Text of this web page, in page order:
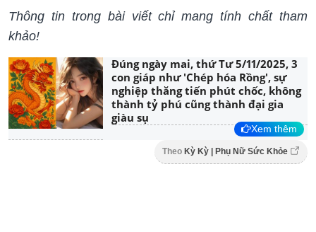
Thông tin trong bài viết chỉ mang tính chất tham
khảo!
Đúng ngày mai, thứ Tư 5/11/2025, 3
con giáp như 'Chép hóa Rồng', sự
nghiệp thăng tiến phút chốc, không
thành tỷ phú cũng thành đại gia
giàu sụ
Xem thêm
Theo Kỳ Kỳ | Phụ Nữ Sức Khỏe